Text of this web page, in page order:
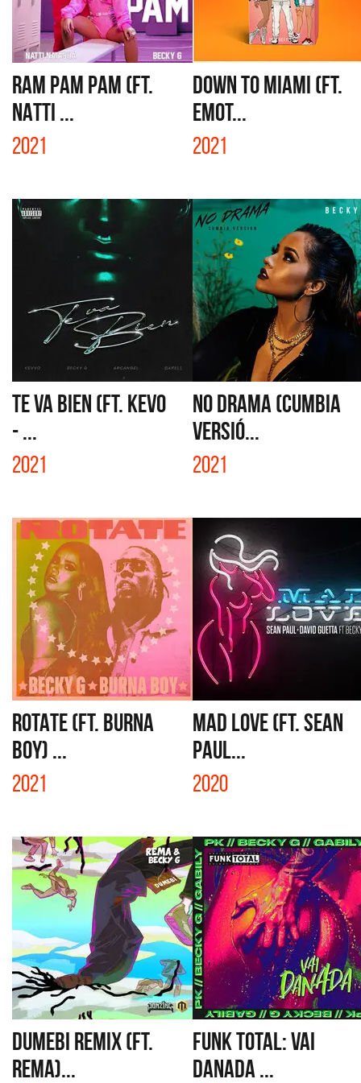
RAM PAM PAM (FT.
NATTI ...
2021
DOWN TO MIAMI (FT.
EMOT...
2021
TE VA BIEN (FT. KEVO
- ...
2021
NO DRAMA (CUMBIA
VERSIÓ...
2021
ROTATE (FT. BURNA
BOY) ...
2021
MAD LOVE (FT. SEAN
PAUL...
2020
DUMEBI REMIX (FT.
REMA)...
FUNK TOTAL: VAI
DANADA ...